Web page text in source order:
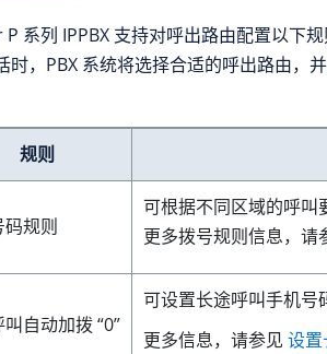
系列 IPPBX 支持对呼出路由配置以下
时，PBX 系统将选择合适的呼出路由，
规则
规则
可根据不同区域的呼叫
更多拨号规则信息，请
自动加拨 “0”
可设置长途呼叫手机号
更多信息，请参见 设置